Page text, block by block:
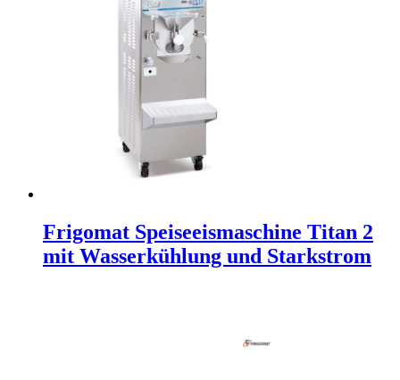
Frigomat Speiseeismaschine Titan 2
mit Wasserkühlung und Starkstrom